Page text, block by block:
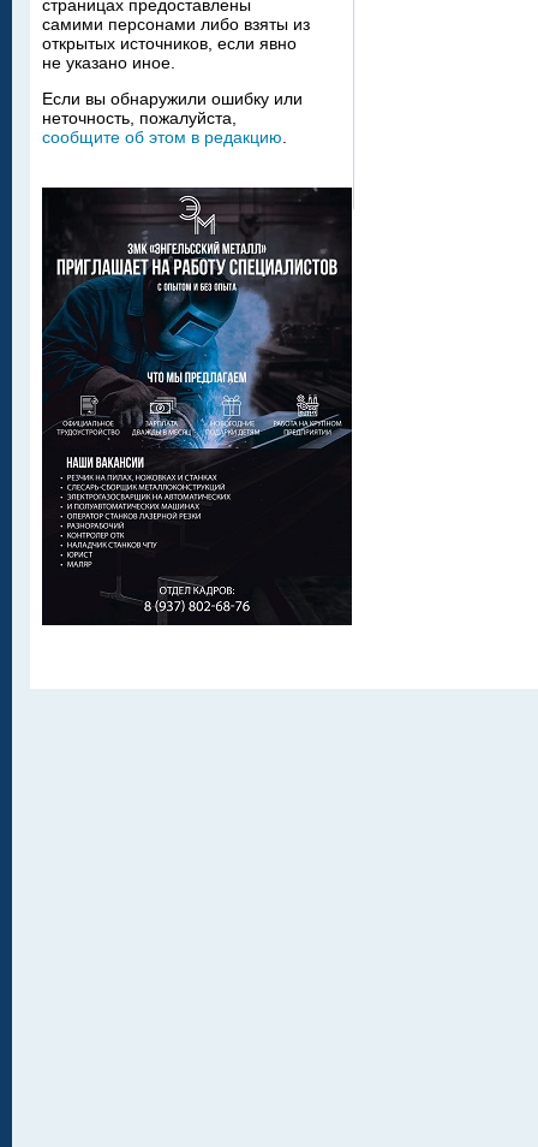
страницах предоставлены
самими персонами либо взяты из
открытых источников, если явно
не указано иное.
Если вы обнаружили ошибку или
неточность, пожалуйста,
сообщите об этом в редакцию